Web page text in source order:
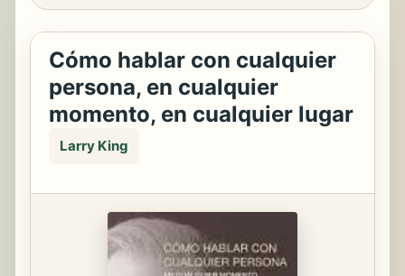
Cómo hablar con cualquier
persona, en cualquier
momento, en cualquier lugar
Larry King